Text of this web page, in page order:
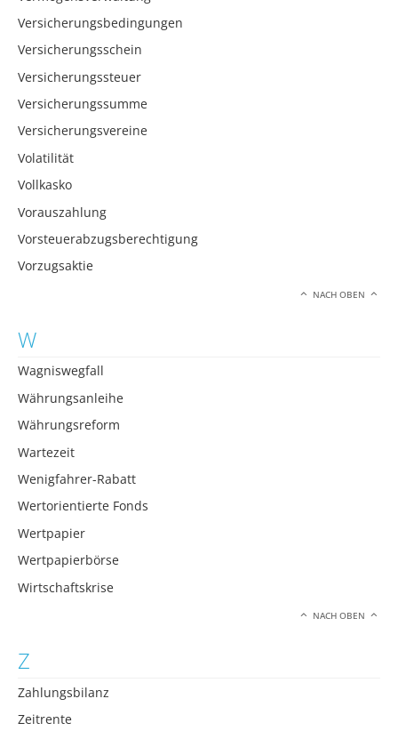
Versicherungsbedingungen
Versicherungsschein
Versicherungssteuer
Versicherungssumme
Versicherungsvereine
Volatilität
Vollkasko
Vorauszahlung
Vorsteuerabzugsberechtigung
Vorzugsaktie
NACH OBEN
W
Wagniswegfall
Währungsanleihe
Währungsreform
Wartezeit
Wenigfahrer-Rabatt
Wertorientierte Fonds
Wertpapier
Wertpapierbörse
Wirtschaftskrise
NACH OBEN
Z
Zahlungsbilanz
Zeitrente